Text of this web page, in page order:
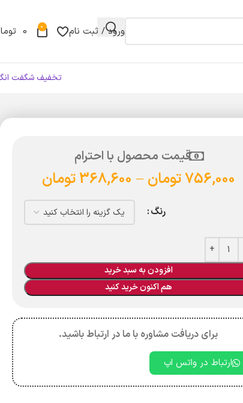
ورود / ثبت نام 0
0
تخفیف شگفت
قیمت محصول با احترام
756,000تومان –
368,600 تومان
رنگ
افزودن به سبد خرید
هم اکنون خرید کنید
برای دریافت مشاوره با ما در ارتباط باشید.
ارتباط در واتس اپ